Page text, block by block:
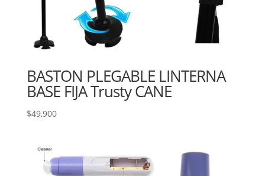
BASTON PLEGABLE LINTERNA
BASE FIJA Trusty CANE
$49,900